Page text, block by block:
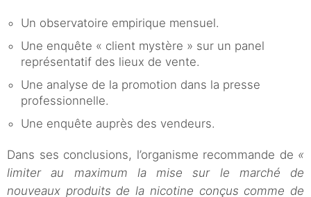
Un observatoire empirique mensuel.
Une enquête « client mystère » sur un panel
représentatif des lieux de vente.
Une analyse de la promotion dans la presse
professionnelle.
Une enquête auprès des vendeurs.
Dans ses conclusions, l’organisme recommande de «
limiter au maximum la mise sur le marché de
nouveaux produits de la nicotine conçus comme de